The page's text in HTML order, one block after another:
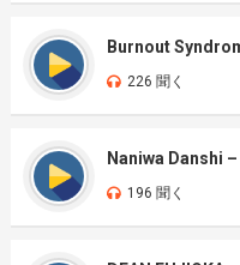
Burnout
226 聞く
Naniwa Danshi
196 聞く